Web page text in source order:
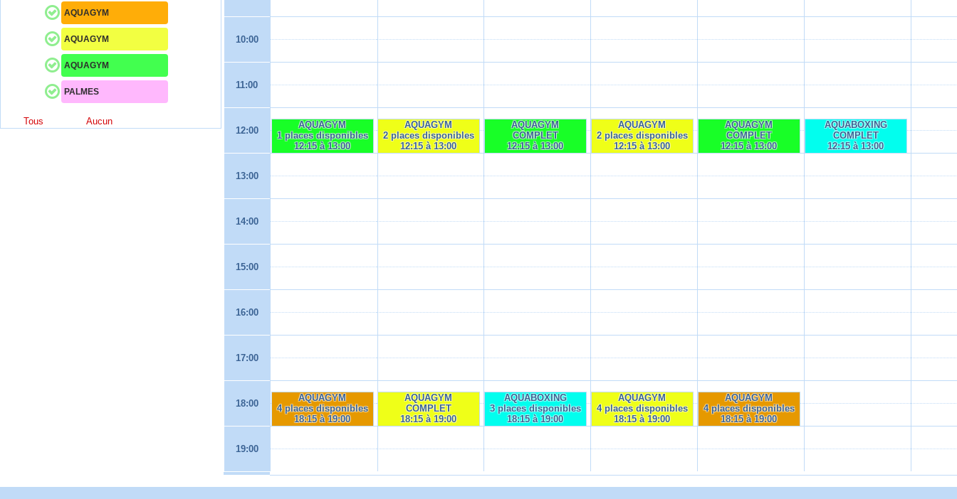
AQUAGYM
AQUAGYM
AQUAGYM
PALMES
Tous Aucun
10:00
11:00
12:00
13:00
14:00
15:00
16:00
17:00
18:00
19:00
AQUAGYM
1 places disponibles
12:15 à 13:00
AQUAGYM
4 places disponibles
18:15 à 19:00
AQUAGYM
2 places disponibles
12:15 à 13:00
AQUAGYM
COMPLET
18:15 à 19:00
AQUAGYM
COMPLET
12:15 à 13:00
AQUABOXING
3 places disponibles
18:15 à 19:00
AQUAGYM
2 places disponibles
12:15 à 13:00
AQUAGYM
4 places disponibles
18:15 à 19:00
AQUAGYM
COMPLET
12:15 à 13:00
AQUAGYM
4 places disponibles
18:15 à 19:00
AQUABOXING
COMPLET
12:15 à 13:00